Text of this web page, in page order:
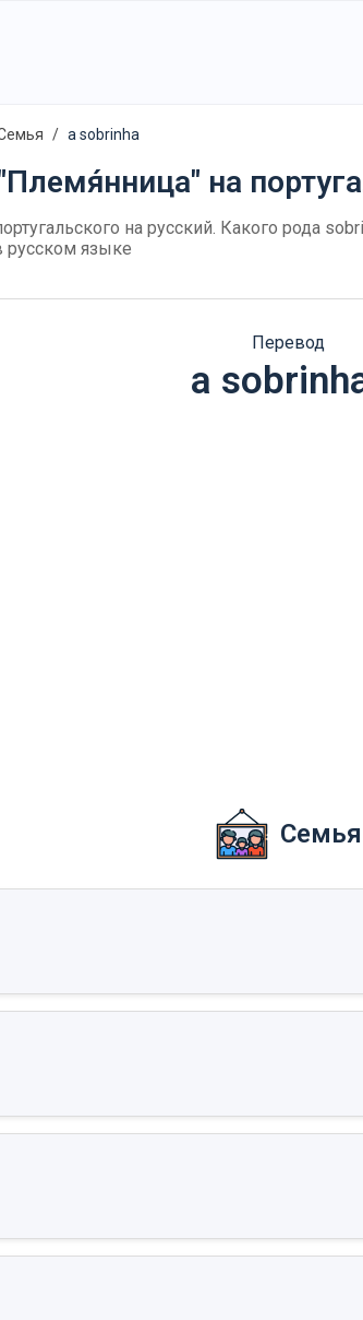
a sobrinha
на
на русский. Какого рода
русском языке
Перевод
a
Семья